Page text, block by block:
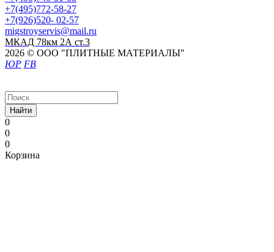
+7(495)772-58-27
+7(926)520- 02-57
migstroyservis@mail.ru
МКАД 78км 2А ст.3
2026 © ООО "ПЛИТНЫЕ МАТЕРИАЛЫ"
ЮР FB
Найти
0
0
0
Корзина